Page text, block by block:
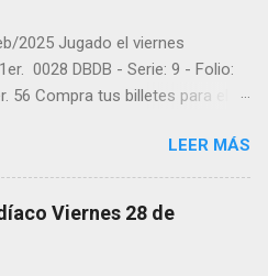
2025 Jugado el viernes
0028 DBDB - Serie: 9 - Folio:
56 Compra tus billetes para el
balotas_panama - En Twitter:
facebook.com/balotas
LEER MÁS
Viernes 28 de